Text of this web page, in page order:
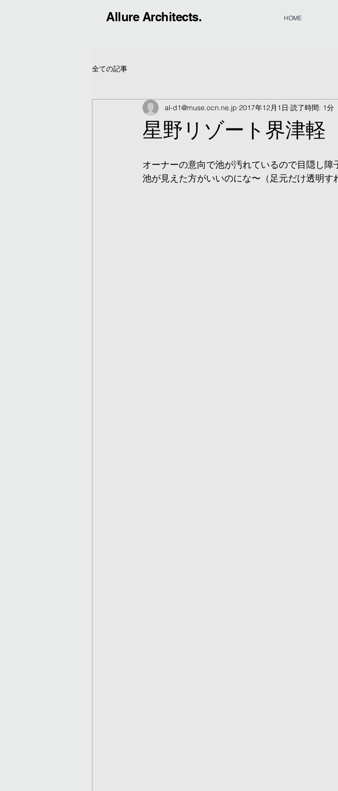
HOME
Allure Architects.
全ての記事
星野リゾート界津軽
al-d1@muse.ocn.ne.jp 2017年12月1日 読了時間: 1分
オーナーの意向で池が汚れているので目隠し障
池が見えた方がいいのにな〜（足元だけ透明す